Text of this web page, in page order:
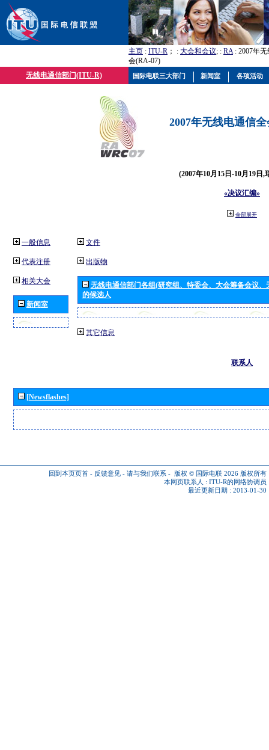
主页 : ITU-R ； : 大会和会议; : RA: 2007年
会(RA-07)
无线电通信部门(ITU-R)
2007年无线电通信
(2007年10月15日-10月19日,
«决议汇编»
全部展开
一般信息
代表注册
相关大会
新闻室
文件
出版物
无线电通信部门各组(研究组、特委会、大会筹备会议
的候选人
其它信息
联系人
[Newsflashes]
回到本页页首 - 反馈意见 - 请与我们联系 - 版权 © 国际电联 2026 版权所有
本网页联系人 : ITU-R的网络协调员
最近更新日期 : 2013-01-30
国际电联三大部门 新闻室 各项活动